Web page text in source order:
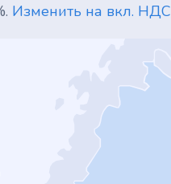
Изменить на вкл. НДС